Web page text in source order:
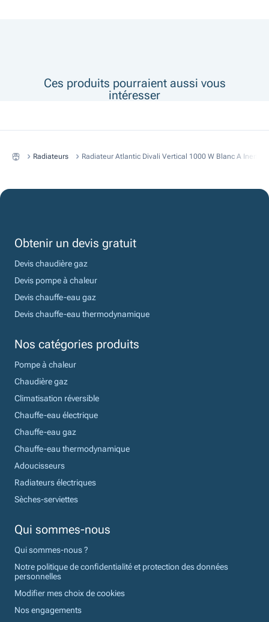
Ces produits pourraient aussi vous
intéresser
Radiateurs Radiateur Atlantic Divali Vertical 1000 W Blanc A Inertie
Obtenir un devis gratuit
Devis chaudière gaz
Devis pompe à chaleur
Devis chauffe-eau gaz
Devis chauffe-eau thermodynamique
Nos catégories produits
Pompe à chaleur
Chaudière gaz
Climatisation réversible
Chauffe-eau électrique
Chauffe-eau gaz
Chauffe-eau thermodynamique
Adoucisseurs
Radiateurs électriques
Sèches-serviettes
Qui sommes-nous
Qui sommes-nous ?
Notre politique de confidentialité et protection des données
personnelles
Modifier mes choix de cookies
Nos engagements